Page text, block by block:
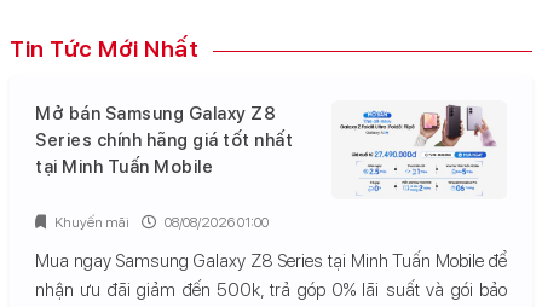
Tin Tức Mới Nhất
Mở bán Samsung Galaxy Z8
Series chính hãng giá tốt nhất
tại Minh Tuấn Mobile
Mua ngay Samsung Galaxy Z8 Series tại Minh Tuấn Mobile để
nhận ưu đãi giảm đến 500k, trả góp 0% lãi suất và gói bảo
Khuyến mãi 08/08/2026 01:00